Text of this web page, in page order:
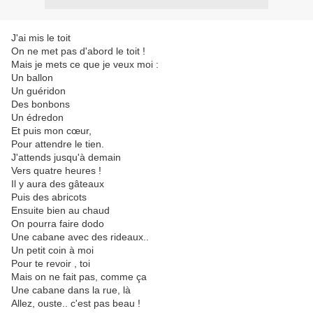
J'ai mis le toit
On ne met pas d'abord le toit !
Mais je mets ce que je veux moi :
Un ballon
Un guéridon
Des bonbons
Un édredon
Et puis mon cœur,
Pour attendre le tien.
J'attends jusqu'à demain
Vers quatre heures !
Il y aura des gâteaux
Puis des abricots
Ensuite bien au chaud
On pourra faire dodo
Une cabane avec des rideaux..
Un petit coin à moi
Pour te revoir , toi
Mais on ne fait pas, comme ça
Une cabane dans la rue, là
Allez, ouste.. c'est pas beau !